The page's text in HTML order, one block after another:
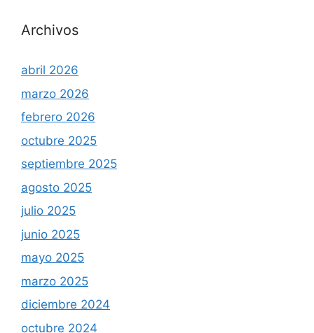
Archivos
abril 2026
marzo 2026
febrero 2026
octubre 2025
septiembre 2025
agosto 2025
julio 2025
junio 2025
mayo 2025
marzo 2025
diciembre 2024
octubre 2024